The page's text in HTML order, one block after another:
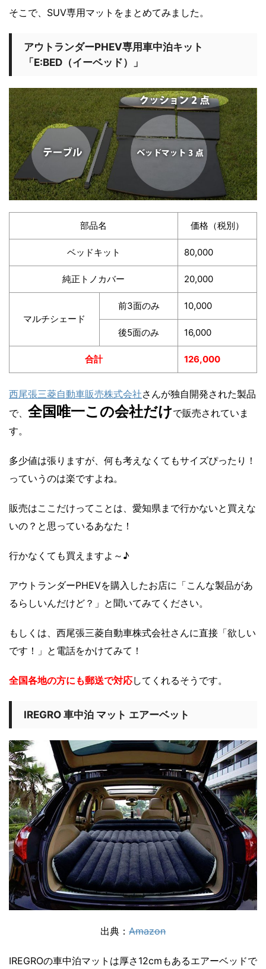
そこで、SUV専用マットをまとめてみました。
アウトランダーPHEV専用車中泊キット
「E:BED（イーベッド）」
部品名 価格（税別）
ベッドキット 80,000
純正トノカバー 20,000
マルチシェード
前3面のみ 10,000
後5面のみ 16,000
合計 126,000
西尾張三菱自動車販売株式会社さんが独自開発された製品
で、 全国唯一この会社だけで販売されていま
す。
多少値は張りますが、何も考えなくてもサイズぴったり！
っていうのは楽ですよね。
販売はここだけってことは、愛知県まで行かないと買えな
いの？と思っているあなた！
行かなくても買えますよ～♪
アウトランダーPHEVを購入したお店に「こんな製品があ
るらしいんだけど？」と聞いてみてください。
もしくは、西尾張三菱自動車株式会社さんに直接「欲しい
です！」と電話をかけてみて！
全国各地の方にも郵送で対応してくれるそうです。
IREGRO 車中泊 マット エアーベット
出典： Amazon
IREGROの車中泊マットは厚さ12cmもあるエアーベッドで